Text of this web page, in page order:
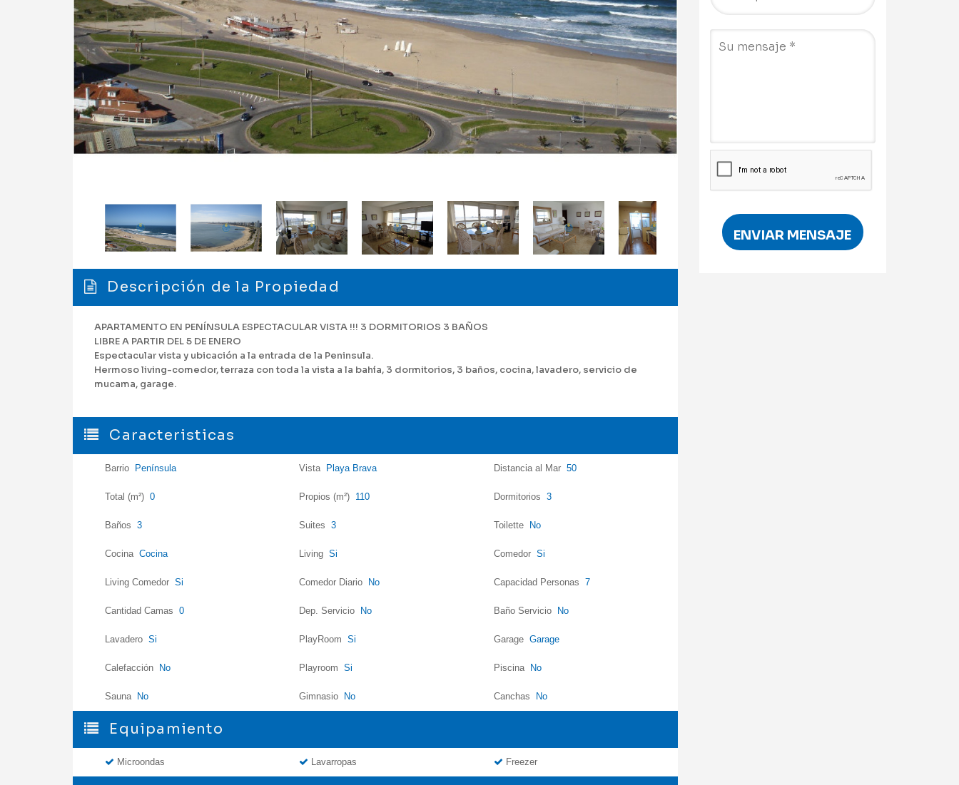
ENVIAR MENSAJE
Descripción de la Propiedad
APARTAMENTO EN PENÍNSULA ESPECTACULAR VISTA !!! 3 DORMITORIOS 3 BAÑOS
LIBRE A PARTIR DEL 5 DE ENERO
Espectacular vista y ubicación a la entrada de la Peninsula.
Hermoso living-comedor, terraza con toda la vista a la bahía, 3 dormitorios, 3 baños, cocina, lavadero, servicio de
mucama, garage.
Caracteristicas
Barrio Península Vista Playa Brava Distancia al Mar 50
Total (m²) 0 Propios (m²) 110 Dormitorios 3
Baños 3 Suites 3 Toilette No
Cocina Cocina Living Si Comedor Si
Living Comedor Si Comedor Diario No Capacidad Personas 7
Cantidad Camas 0 Dep. Servicio No Baño Servicio No
Lavadero Si PlayRoom Si Garage Garage
Calefacción No Playroom Si Piscina No
Sauna No Gimnasio No Canchas No
Equipamiento
Microondas Lavarropas Freezer